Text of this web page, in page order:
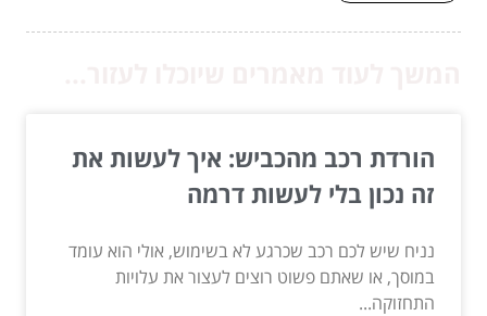
הורדת רכב מהכביש: איך לעשות את
זה נכון בלי לעשות דרמה
נניח שיש לכם רכב שכרגע לא בשימוש, אולי הוא עומד
במוסך, או שאתם פשוט רוצים לעצור את עלויות
התחזוקה...